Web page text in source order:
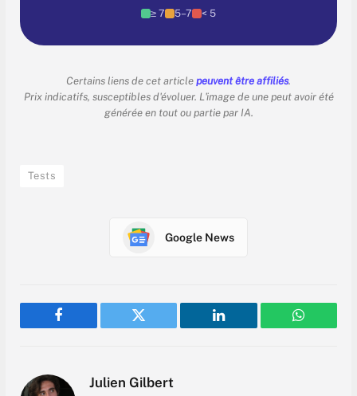
≥ 7 5–7 < 5
Certains liens de cet article peuvent être affiliés.
Prix indicatifs, susceptibles d'évoluer. L'image de une peut avoir été
générée en tout ou partie par IA.
Tests
Google News
Facebook Twitter LinkedIn
Julien Gilbert